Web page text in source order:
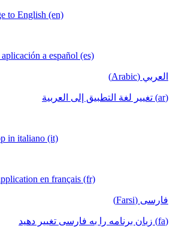
to English (en)
a español (es)
العربي (Arabic)
(ar) تغيير لغة التطبيق إلى العربية
in italiano (it)
en français (fr)
فارسی (Farsi)
(fa) زبان برنامه را به فارسی تغییر دهید